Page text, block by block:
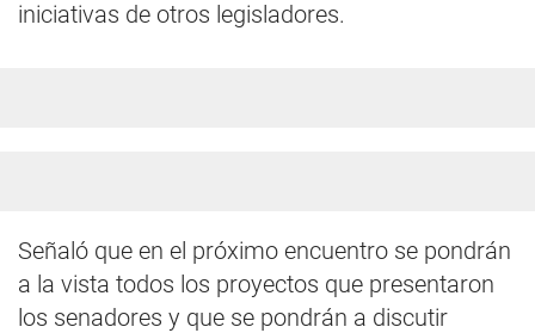
iniciativas de otros legisladores.
Señaló que en el próximo encuentro se pondrán
a la vista todos los proyectos que presentaron
los senadores y que se pondrán a discutir